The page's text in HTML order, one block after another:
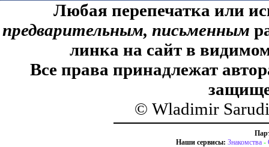
Любая перепечатка или
предварительным, письменным
линка на сайт в
Все права принадлежат
© Wladimir
Наши сервисы: Знакомства -